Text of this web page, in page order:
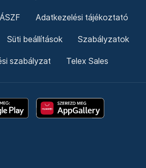
ÁSZF Adatkezelési tájékoztató
Süti beállítások Szabályzatok
szabályzat Telex Sales